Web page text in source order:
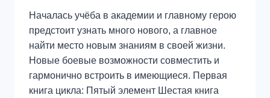
Началась учёба в академии и главному герою
предстоит узнать много нового, а главное
найти место новым знаниям в своей жизни.
Новые боевые возможности совместить и
гармонично встроить в имеющиеся. Первая
книга цикла: Пятый элемент Шестая книга